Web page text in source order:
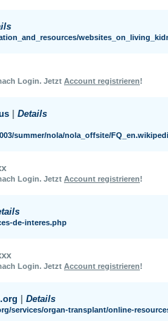
Login. Jetzt Account registrieren!
Details
nola_offsite/FQ_en.wikipedia.org/en.wikipedia.org/wiki/
Login. Jetzt Account registrieren!
de-interes.php
Login. Jetzt Account registrieren!
Details
services/organ-transplant/online-